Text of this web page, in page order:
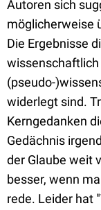
Autoren sich
möglicherweise
Die Ergebnisse
wissenschaftlich
(pseudo-
widerlegt sind.
Kerngedanken
Gedächnis
der Glaube weit
besser, wenn
rede. Leider hat